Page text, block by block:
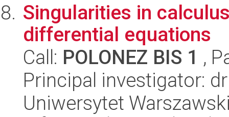
Singularities in
differential equations
Call: POLONEZ BIS 1 ,
Principal investigator:
Uniwersytet